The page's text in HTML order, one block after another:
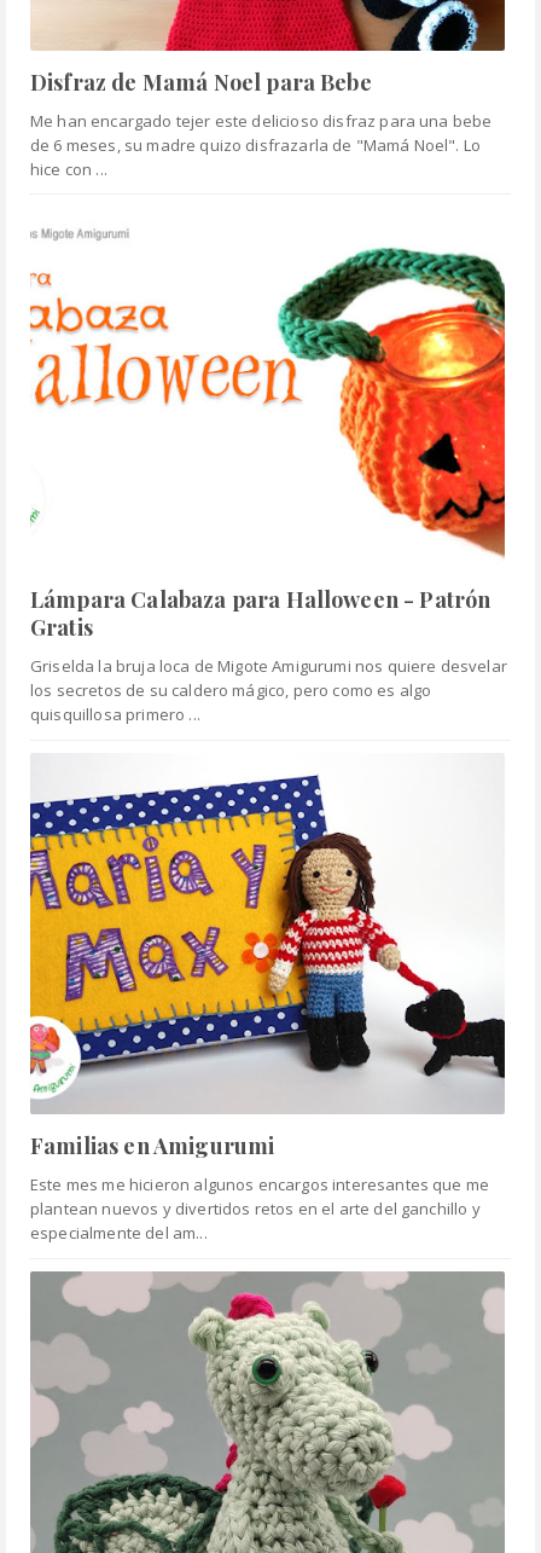
Disfraz de Mamá Noel para Bebe
Me han encargado tejer este delicioso disfraz para una bebe
de 6 meses, su madre quizo disfrazarla de "Mamá Noel". Lo
hice con ...
Lámpara Calabaza para Halloween - Patrón
Gratis
Griselda la bruja loca de Migote Amigurumi nos quiere desvelar
los secretos de su caldero mágico, pero como es algo
quisquillosa primero ...
Familias en Amigurumi
Este mes me hicieron algunos encargos interesantes que me
plantean nuevos y divertidos retos en el arte del ganchillo y
especialmente del am...